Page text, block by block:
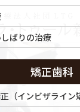
ばりの治療
矯正歯科
（インビザライン